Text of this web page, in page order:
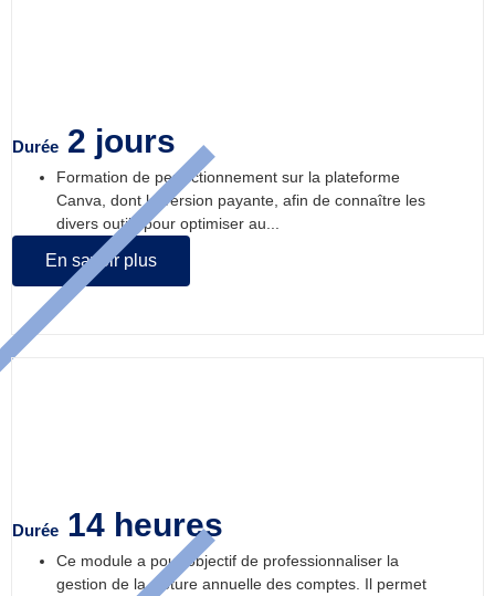
Durée 2 jours
Formation de perfectionnement sur la plateforme
Canva, dont la version payante, afin de connaître les
divers outils pour optimiser au...
En savoir plus
Durée 14 heures
Ce module a pour objectif de professionnaliser la
gestion de la clôture annuelle des comptes. Il permet